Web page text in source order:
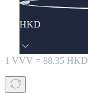
HKD
1 VVV = 88.35 HKD